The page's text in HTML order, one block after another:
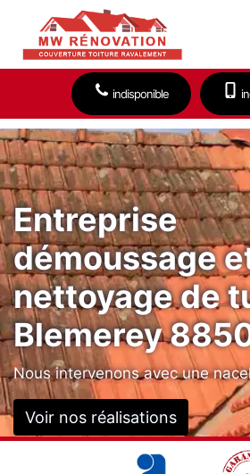
indisponible
Entreprise
démoussage
nettoyage de
Blemerey
Nous intervenons avec une
Voir nos réalisations